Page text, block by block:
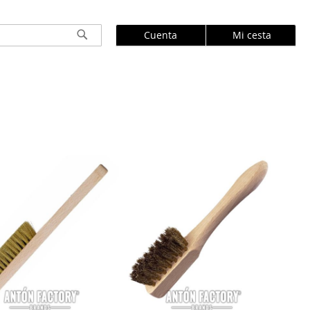
Buscar
Cuenta Mi cesta